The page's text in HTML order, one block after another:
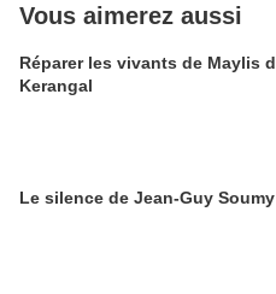
Vous aimerez aussi
Réparer les vivants de Maylis
Kerangal
Le silence de Jean-Guy Soumy